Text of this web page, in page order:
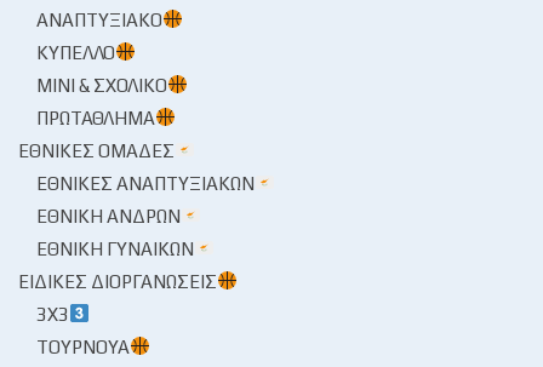
ΑΝΑΠΤΥΞΙΑΚΌ
ΚΎΠΕΛΛΟ
ΜΊΝΙ & ΣΧΟΛΙΚΌ
ΠΡΩΤΆΘΛΗΜΑ
ΕΘΝΙΚΈΣ ΟΜΆΔΕΣ
ΕΘΝΙΚΈΣ ΑΝΑΠΤΥΞΙΑΚΏΝ
ΕΘΝΙΚΉ ΑΝΔΡΏΝ
ΕΘΝΙΚΉ ΓΥΝΑΙΚΏΝ
ΕΙΔΙΚΈΣ ΔΙΟΡΓΑΝΏΣΕΙΣ
3X3
ΤΟΥΡΝΟΥΆ